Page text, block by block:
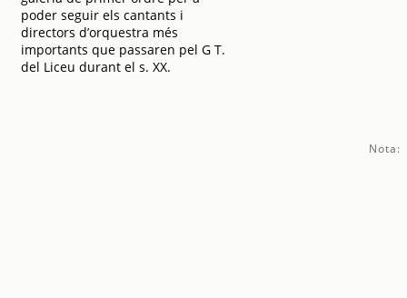
poder seguir els cantants i
directors d’orquestra més
importants que passaren pel G T.
del Liceu durant el s. XX.
Nota: